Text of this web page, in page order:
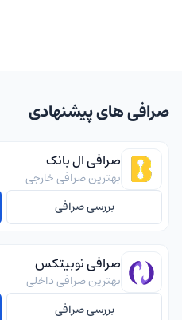
صرافی های پیشنهادی
صرافی ال بانک
بهترین صرافی خارجی
بررسی صرافی
صرافی نوبیتکس
بهترین صرافی داخلی
بررسی صرافی